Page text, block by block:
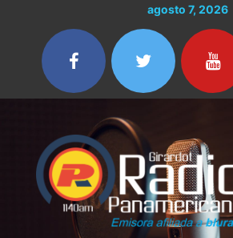
contenido
agosto 7, 2026